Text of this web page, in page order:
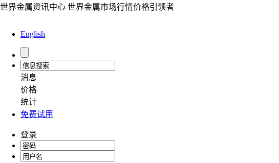
世界金属资讯中心 世界金属市场行情价格引领者
English
消息
价格
统计
免费试用
登录